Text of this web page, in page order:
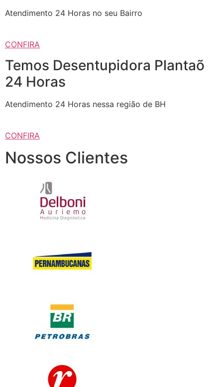
Atendimento 24 Horas no seu Bairro
CONFIRA
Temos Desentupidora Plantaõ
24 Horas
Atendimento 24 Horas nessa região de BH
CONFIRA
Nossos Clientes